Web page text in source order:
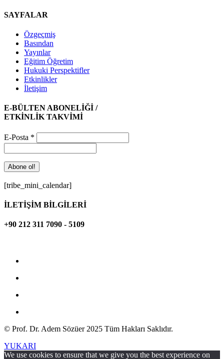
SAYFALAR
Özgeçmiş
Basından
Yayınlar
Eğitim Öğretim
Hukuki Perspektifler
Etkinlikler
İletişim
E-BÜLTEN ABONELİĞİ /
ETKİNLİK TAKVİMİ
E-Posta *
[tribe_mini_calendar]
İLETİŞİM BİLGİLERİ
+90 212 311 7090 - 5109
© Prof. Dr. Adem Sözüer 2025 Tüm Hakları Saklıdır.
YUKARI
We use cookies to ensure that we give you the best experience on